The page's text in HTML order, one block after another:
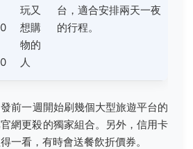
玩又
想購
物的
人
台，適合安排兩天一夜
的行程。
前一週開始刷幾個大型旅遊平台的
網更殺的獨家組合。另外，信用卡
一看，有時會送餐飲折價券。